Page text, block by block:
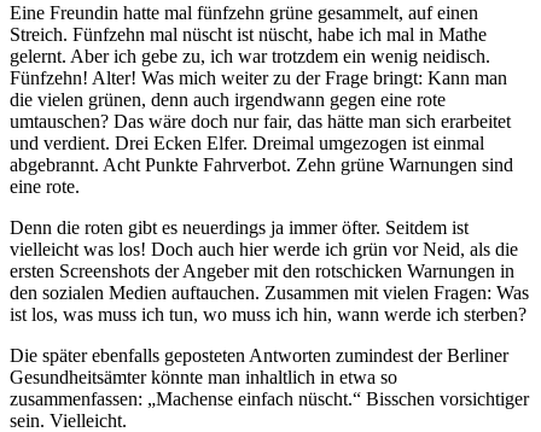
Eine Freundin hatte mal fünfzehn grüne gesammelt, auf einen
Streich. Fünfzehn mal nüscht ist nüscht, habe ich mal in Mathe
gelernt. Aber ich gebe zu, ich war trotzdem ein wenig neidisch.
Fünfzehn! Alter! Was mich weiter zu der Frage bringt: Kann man
die vielen grünen, denn auch irgendwann gegen eine rote
umtauschen? Das wäre doch nur fair, das hätte man sich erarbeitet
und verdient. Drei Ecken Elfer. Dreimal umgezogen ist einmal
abgebrannt. Acht Punkte Fahrverbot. Zehn grüne Warnungen sind
eine rote.
Denn die roten gibt es neuerdings ja immer öfter. Seitdem ist
vielleicht was los! Doch auch hier werde ich grün vor Neid, als die
ersten Screenshots der Angeber mit den rotschicken Warnungen in
den sozialen Medien auftauchen. Zusammen mit vielen Fragen: Was
ist los, was muss ich tun, wo muss ich hin, wann werde ich sterben?
Die später ebenfalls geposteten Antworten zumindest der Berliner
Gesundheitsämter könnte man inhaltlich in etwa so
zusammenfassen: „Machense einfach nüscht.“ Bisschen vorsichtiger
sein. Vielleicht.